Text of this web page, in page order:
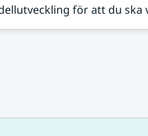
för att du ska